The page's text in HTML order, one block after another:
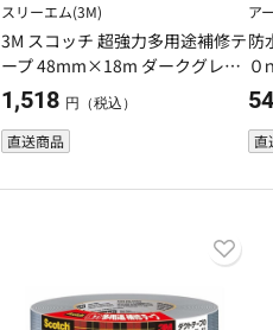
スリーエム(3M)
3M スコッチ 超強力多用途補修テ
ープ 48mm×18m ダークグレー
DUCT-NR18
1,518 円（税込）
直送商品
ア
防
０
直